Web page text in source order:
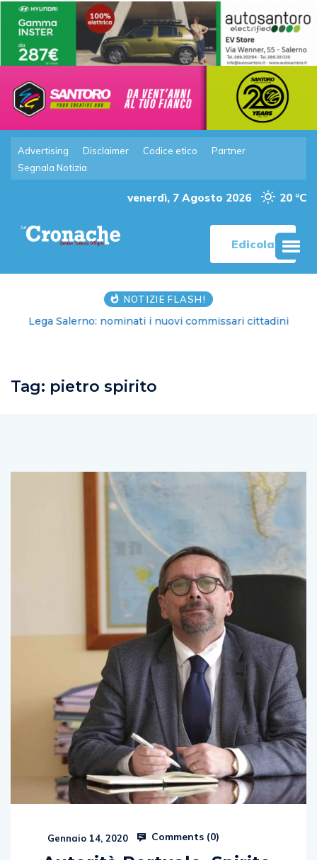
Advertising Disclaimer Codice etico
Partner
Segnala Notizia
venerdì, 7 Agosto 2026 20 °C
Edicola
NOTIZIE FLASH!
Lega Salerno: nominati i nuovi commissari cittadini
Autorità Portuale, Spirito